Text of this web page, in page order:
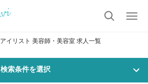
アイリスト 美容師・美容室 求人一覧
検索条件を選択